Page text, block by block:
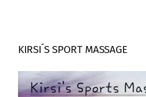
KIRSI´S SPORT MASSAGE